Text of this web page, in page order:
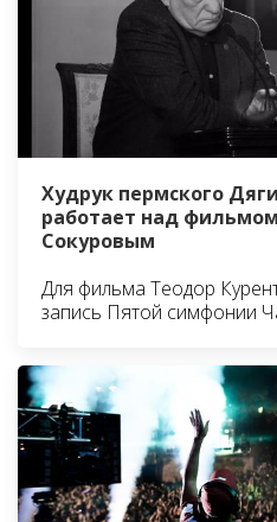
Худрук пермского
работает над
Сокуровым
Для фильма Теодор
запись Пятой симфонии